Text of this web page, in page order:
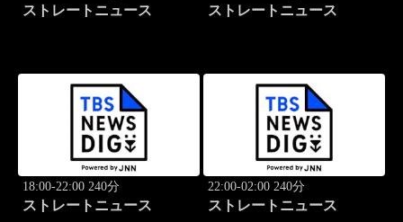
ストレートニュース ストレートニュース
18:00-22:00 240分
ストレートニュース
22:00-02:00 240分
ストレートニュース